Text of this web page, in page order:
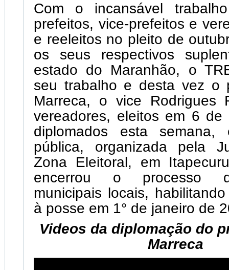
Com o incansável
prefeitos, vice-prefeitos e
e reeleitos no pleito de
os seus respectivos
estado do Maranhão, o
seu trabalho e desta vez o
Marreca, o vice
vereadores, eleitos em 6 de
diplomados esta semana,
pública, organizada pela
Zona Eleitoral, em
encerrou o processo
municipais locais,
à posse em 1° de janeiro de
Videos da diplomação do
Marreca